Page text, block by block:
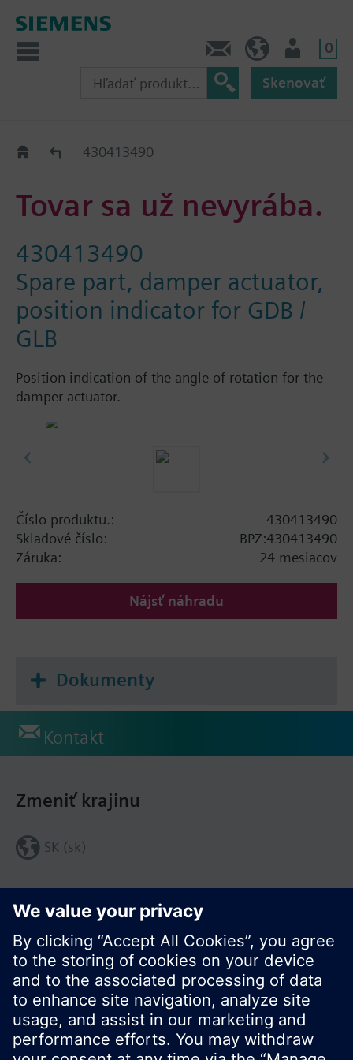
0
Skenovať
Old2New430413490
Tovar sa už nevyrába.
430413490
Spare part, damper actuator,
position indicator for GDB /
GLB
Position indication of the angle of rotation for the
damper actuator.
Číslo produktu.:
430413490
Skladové číslo:
BPZ:430413490
Záruka:
24 mesiacov
Nájsť náhradu
Dokumenty
Kontakt
Zdieľať túto stránku:
Zmeniť krajinu
SK (sk)